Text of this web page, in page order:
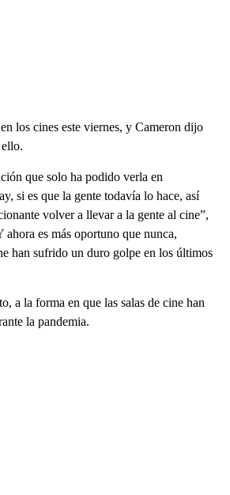
los cines este viernes, y Cameron dijo
que solo ha podido verla en
si es que la gente todavía lo hace, así
volver a llevar a la gente al cine”,
ahora es más oportuno que nunca,
han sufrido un duro golpe en los últimos
a la forma en que las salas de cine han
la pandemia.